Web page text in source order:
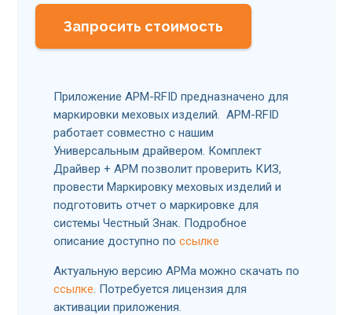
Запросить стоимость
Приложение АРМ-RFID предназначено для
маркировки меховых изделий. АРМ-RFID
работает совместно с нашим
Универсальным драйвером. Комплект
Драйвер + АРМ позволит проверить КИЗ,
провести Маркировку меховых изделий и
подготовить отчет о маркировке для
системы Честный Знак. Подробное
описание доступно по ссылке
Актуальную версию АРМа можно скачать по
ссылке. Потребуется лицензия для
активации приложения.